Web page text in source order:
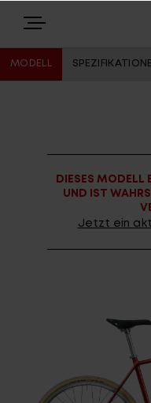
EQUIPMENT
Über uns
Service
MODELL
DIESES MODELL
UND IST
Jetzt ein